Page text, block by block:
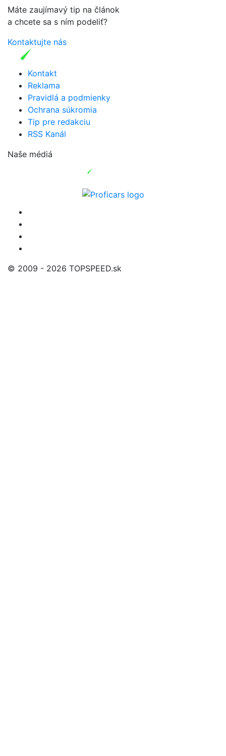
Máte zaujímavý tip na článok
a chcete sa s ním podeliť?
Kontaktujte nás
Kontakt
Reklama
Pravidlá a podmienky
Ochrana súkromia
Tip pre redakciu
RSS Kanál
Naše médiá
© 2009 - 2026 TOPSPEED.sk